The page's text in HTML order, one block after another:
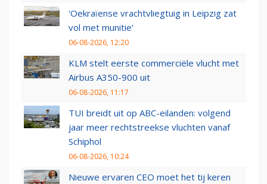
'Oekraïense vrachtvliegtuig in Leipzig zat
vol met munitie'
06-08-2026, 12:20
KLM stelt eerste commerciële vlucht met
Airbus A350-900 uit
06-08-2026, 11:17
TUI breidt uit op ABC-eilanden: volgend
jaar meer rechtstreekse vluchten vanaf
Schiphol
06-08-2026, 10:24
Nieuwe ervaren CEO moet het tij keren